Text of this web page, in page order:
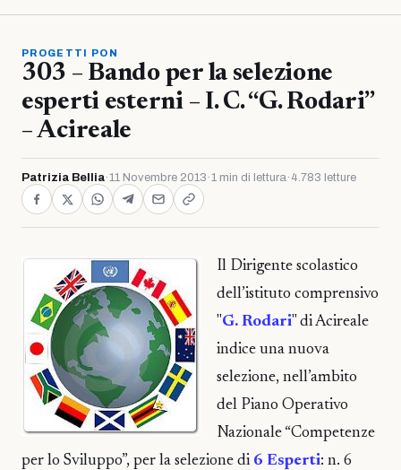
PROGETTI PON
303 – Bando per la selezione
esperti esterni – I. C. “G. Rodari”
– Acireale
Patrizia Bellia·11 Novembre 2013 ·1 min di lettura· 4.783 letture
Il Dirigente scolastico
dell’istituto comprensivo
"G. Rodari" di Acireale
indice una nuova
selezione, nell’ambito
del Piano Operativo
Nazionale “Competenze
per lo Sviluppo”, per la selezione di 6 Esperti: n. 6